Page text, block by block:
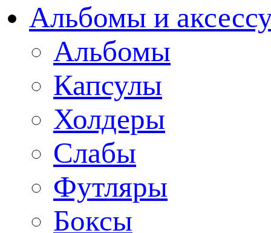
Альбомы и
Альбомы
Капсулы
Холдеры
Слабы
Футляры
Боксы